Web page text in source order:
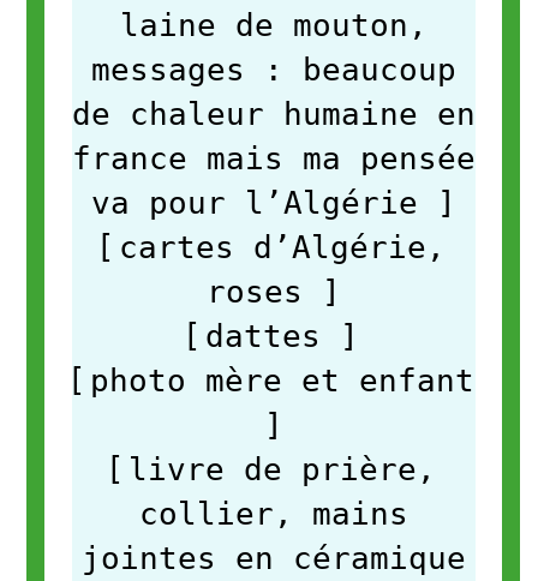
laine de mouton,
messages : beaucoup
de chaleur humaine en
france mais ma pensée
va pour l’Algérie
]
[ cartes d’Algérie,
roses
]
[ dattes ]
[ photo mère et enfant
]
[ livre de prière,
collier, mains
jointes en céramique